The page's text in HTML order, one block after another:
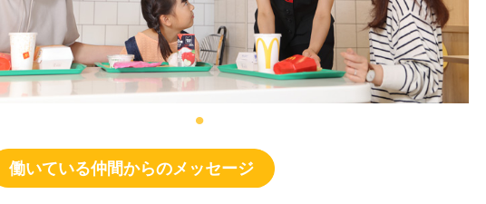
働いている仲間からのメッセージ